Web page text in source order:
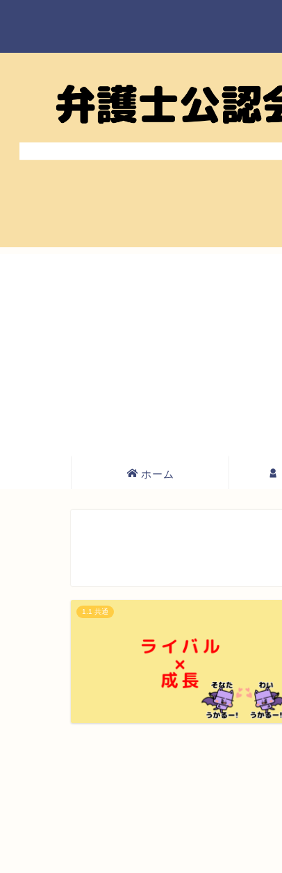
ホーム
1.1 共通